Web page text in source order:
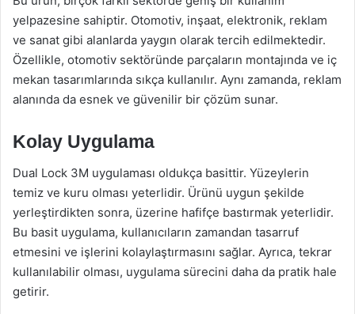
yelpazesine sahiptir. Otomotiv, inşaat, elektronik, reklam
ve sanat gibi alanlarda yaygın olarak tercih edilmektedir.
Özellikle, otomotiv sektöründe parçaların montajında ve iç
mekan tasarımlarında sıkça kullanılır. Aynı zamanda, reklam
alanında da esnek ve güvenilir bir çözüm sunar.
Kolay Uygulama
Dual Lock 3M uygulaması oldukça basittir. Yüzeylerin
temiz ve kuru olması yeterlidir. Ürünü uygun şekilde
yerleştirdikten sonra, üzerine hafifçe bastırmak yeterlidir.
Bu basit uygulama, kullanıcıların zamandan tasarruf
etmesini ve işlerini kolaylaştırmasını sağlar. Ayrıca, tekrar
kullanılabilir olması, uygulama sürecini daha da pratik hale
getirir.